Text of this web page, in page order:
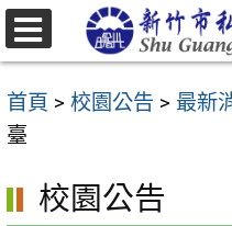
跳
至
要
內
區
首頁 > 校園公告 > 最新
臺
校園公告
選
單